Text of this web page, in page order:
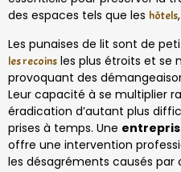
des espaces tels que les hôtels
Les punaises de lit sont de
les recoins les plus étroits et se
provoquant des
Leur capacité à se multiplier
éradication d’autant plus
prises à temps. Une
offre une intervention
les désagréments causés par